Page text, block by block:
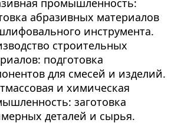
промышленность:
абразивных материалов
инструмента.
строительных
подготовка
для смесей и изделий.
и химическая
заготовка
деталей и сырья.